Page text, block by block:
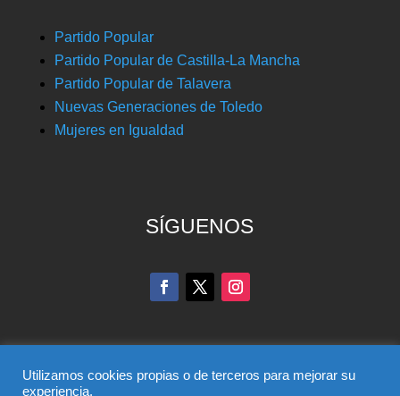
Partido Popular
Partido Popular de Castilla-La Mancha
Partido Popular de Talavera
Nuevas Generaciones de Toledo
Mujeres en Igualdad
SÍGUENOS
Utilizamos cookies propias o de terceros para mejorar su
experiencia.